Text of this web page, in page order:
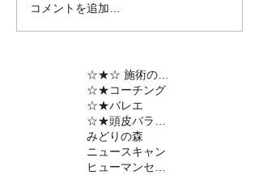
コメントを追加…
☆★コーチング
☆★バレエ
みどりの森
ニュースキャン